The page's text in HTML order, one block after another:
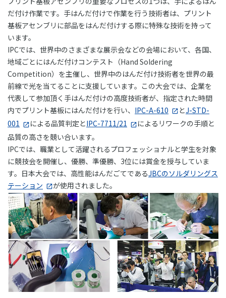
だ付け作業です。手はんだ付けで作業を行う技術者は、プリント
基板アセンブリに部品をはんだ付けする際に特殊な技術を持って
います。
IPCでは、世界中のさまざまな展示会などの会場において、各国、
地域ごとにはんだ付けコンテスト（Hand Soldering
Competition）を主催し、世界中のはんだ付け技術者を世界の最
前線で光を当てることに支援しています。この大会では、企業を
代表して参加頂く手はんだ付けの高度技術者が、指定された時間
内でプリント基板にはんだ付けを行い、 IPC-A-610 とJ-STD-
001
による品質判定とIPC-7711/21
によるリワークの手順と
品質の高さを競い合います。
IPCでは、職業として活躍されるプロフェッショナルと学生を対象
に競技会を開催し、優勝、準優勝、3位には賞金を授与していま
す。日本大会では、高性能はんだごてであるJBCのソルダリングス
テーション
が使用されました。